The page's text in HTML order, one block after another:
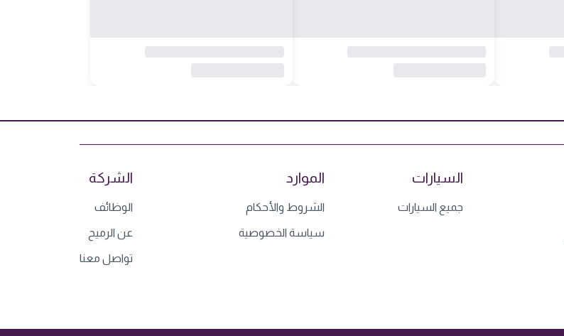
السيارات
جميع السيارات
الموارد
الشروط والأحكام
سياسة الخصوصية
الشركة
الوظائف
عن الرميح
تواصل معنا